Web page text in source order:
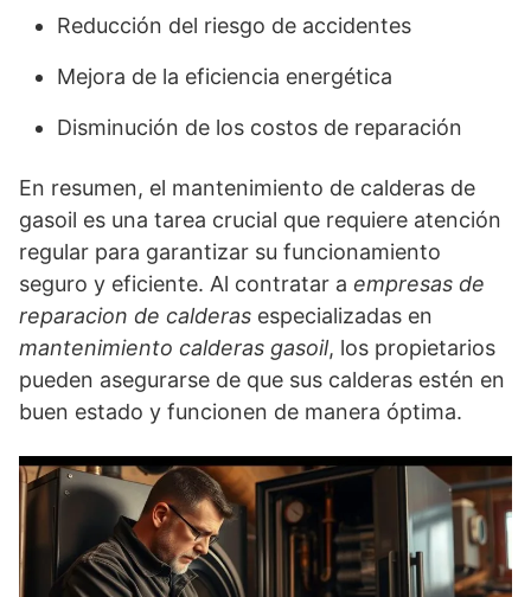
Reducción del riesgo de accidentes
Mejora de la eficiencia energética
Disminución de los costos de reparación
En resumen, el mantenimiento de calderas de
gasoil es una tarea crucial que requiere atención
regular para garantizar su funcionamiento
seguro y eficiente. Al contratar a empresas de
reparacion de calderas especializadas en
mantenimiento calderas gasoil, los propietarios
pueden asegurarse de que sus calderas estén en
buen estado y funcionen de manera óptima.